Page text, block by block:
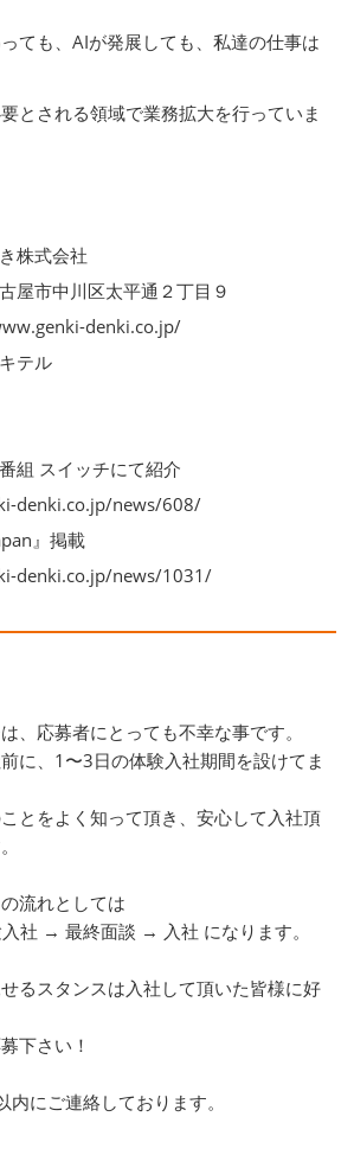
ても、AIが発展しても、私達の仕事は
とされる領域で業務拡大を行っていま
株式会社
屋市中川区太平通２丁目９
denki.co.jp/
テル
組 スイッチにて紹介
denki.co.jp/news/608/
』掲載
denki.co.jp/news/1031/
、応募者にとっても不幸な事です。
に、1〜3日の体験入社期間を設けてま
とをよく知って頂き、安心して入社頂
流れとしては
社 → 最終面談 → 入社 になります。
るスタンスは入社して頂いた皆様に好
下さい！
にご連絡しております。